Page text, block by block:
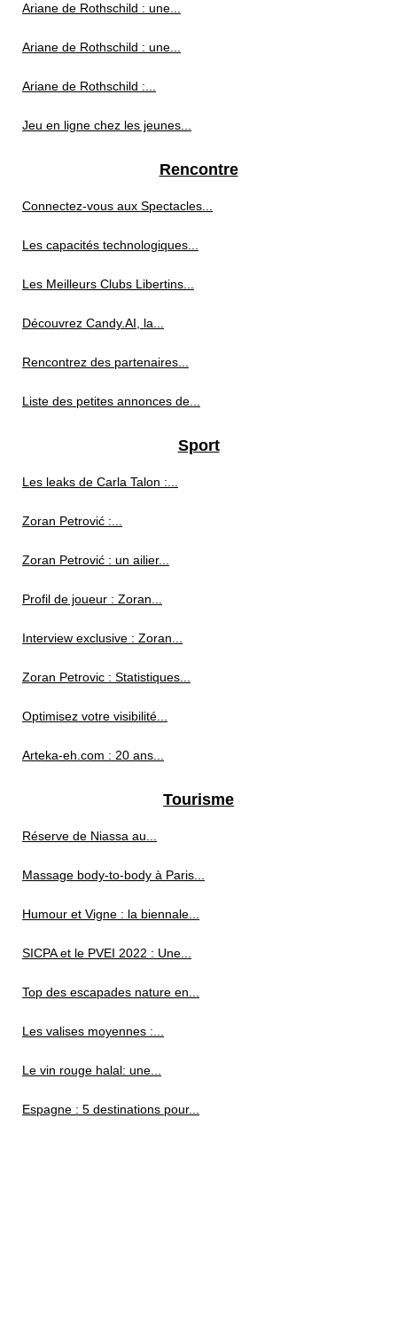
Ariane de Rothschild : une...
Ariane de Rothschild : une...
Ariane de Rothschild :...
Jeu en ligne chez les jeunes...
Rencontre
Connectez-vous aux Spectacles...
Les capacités technologiques...
Les Meilleurs Clubs Libertins...
Découvrez Candy.AI, la...
Rencontrez des partenaires...
Liste des petites annonces de...
Sport
Les leaks de Carla Talon :...
Zoran Petrović :...
Zoran Petrović : un ailier...
Profil de joueur : Zoran...
Interview exclusive : Zoran...
Zoran Petrovic : Statistiques...
Optimisez votre visibilité...
Arteka-eh.com : 20 ans...
Tourisme
Réserve de Niassa au...
Massage body-to-body à Paris...
Humour et Vigne : la biennale...
SICPA et le PVEI 2022 : Une...
Top des escapades nature en...
Les valises moyennes :...
Le vin rouge halal: une...
Espagne : 5 destinations pour...